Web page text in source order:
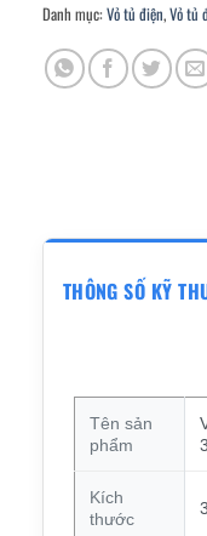
Danh mục: Vỏ tủ điện,Vỏ tủ
THÔNG SỐ KỸ
Tên sản
phẩm
Kích
thước